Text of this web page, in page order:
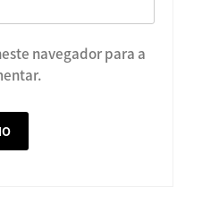
navegador para a